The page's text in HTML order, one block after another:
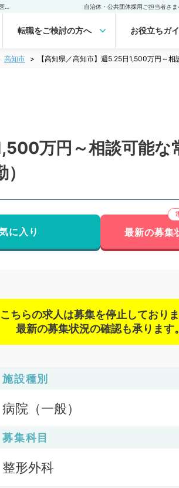
自治体・公共団体採用ご担当者さま
転職をご検討の方へ お役立ちガ
高知市 【高知県／高知市】週5.25日1,500万円～
万円～相談可能
に入り 最新の募集
こちらの求人は募集を停止しておりま
最新の募集状況の確認も承ります。
施設種別
病院（一般）
募集科目
整形外科